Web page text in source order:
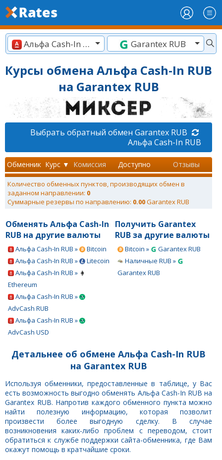
Альфа Cash-In RUB Garantex RUB
Курсы обмена Альфа Cash-In RUB
на Garantex RUB
Выбрать обратный обмен Garantex RUB
Альфа Cash-In RUB
Обменник Курс ▼ Комиссия Доступно Отзывы
Количество обменных пунктов, производящих обмен в
заданном направлении: 0
Суммарные резервы по направлению: 0.00Garantex RUB
Обменять Альфа Cash-In
RUB на другие валюты
Альфа Cash-In RUB »
Bitcoin
Альфа Cash-In RUB »
Litecoin
Альфа Cash-In RUB »
Ethereum
Альфа Cash-In RUB »
AdvCash RUB
Альфа Cash-In RUB »
AdvCash USD
Получить Garantex
RUB за другие валюты
Bitcoin »
Garantex RUB
Наличные RUB »
Garantex RUB
Детальнее об обмене Альфа Cash-In RUB
на Garantex RUB
Используя обменники, предоставленные в таблице, у Вас
есть возможность выгодно обменять Альфа Cash-In RUB на
Garantex RUB. Напротив каждого обменного пункта можно
найти полезную информацию, которая позволит
произвести более выгодную сделку. В случае
возникновения каких-либо проблем с переводом, стоит
обратиться к службе поддержки сайта-обменника, где Вам
окажут помощь в кратчайшие сроки.